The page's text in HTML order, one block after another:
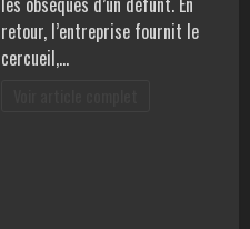
retour, l’entreprise fournit le
cercueil,…